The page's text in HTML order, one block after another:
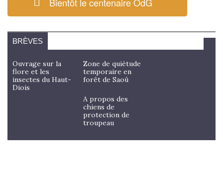
BRÈVES
Ouvrage sur la
flore et les
insectes du Haut-
Diois
Zone de quiétude
temporaire en
forêt de Saoû
A propos des
chiens de
protection de
troupeau